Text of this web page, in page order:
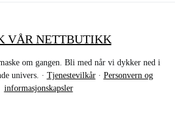
VÅR NETTBUTIKK
om gangen. Bli med når vi dykker ned i
univers. · Tjenestevilkår· Personvern og
informasjonskapsler